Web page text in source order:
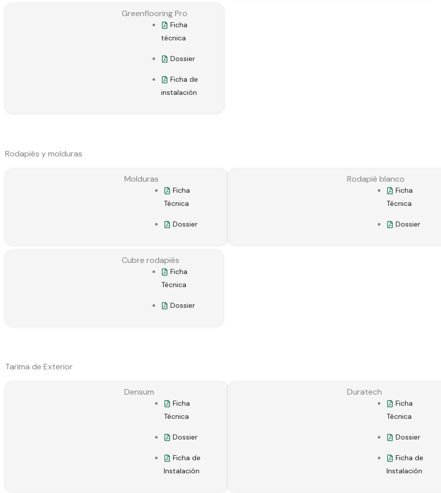
Greenflooring Pro
Ficha
técnica
Dossier
Ficha de
instalación
Rodapiés y molduras
Molduras
Ficha
Técnica
Dossier
Rodapié blanco
Ficha
Técnica
Dossier
Cubre rodapiés
Ficha
Técnica
Dossier
Tarima de Exterior
Densum
Ficha
Técnica
Dossier
Ficha de
Instalación
Duratech
Ficha
Técnica
Dossier
Ficha de
Instalación